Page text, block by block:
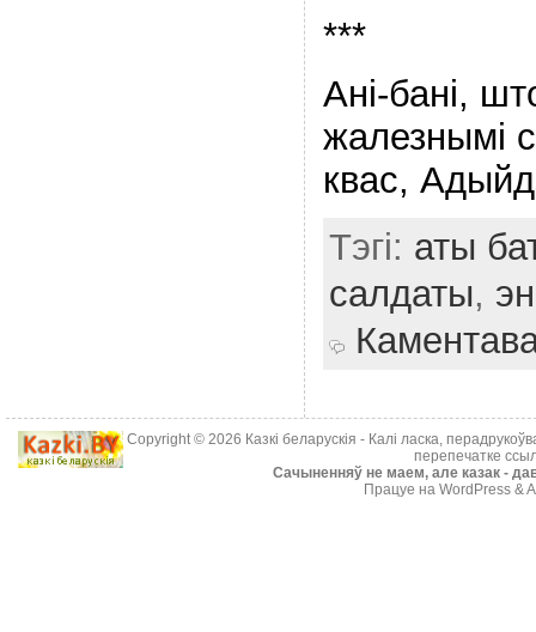
***
Ані-бані,
жалезнымі
квас,
Тэгі: аты
салдаты,
Copyright © 2026 Казкі беларускія - Калі ласка,
перепечатке
Cачыненняў не маем, але казак -
Працуе на WordPress &